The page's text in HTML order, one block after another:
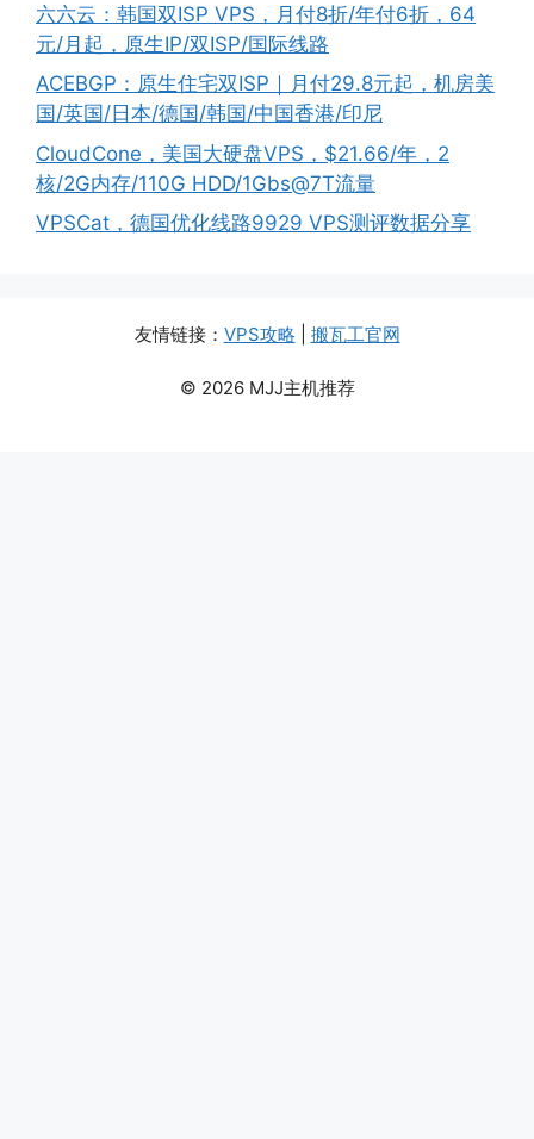
六六云：韩国双ISP VPS，月付8折/年付6折，64
元/月起，原生IP/双ISP/国际线路
ACEBGP：原生住宅双ISP｜月付29.8元起，机房美
国/英国/日本/德国/韩国/中国香港/印尼
CloudCone，美国大硬盘VPS，$21.66/年，2
核/2G内存/110G HDD/1Gbs@7T流量
VPSCat，德国优化线路9929 VPS测评数据分享
友情链接： VPS攻略 搬瓦工官网
© 2026 MJJ主机推荐